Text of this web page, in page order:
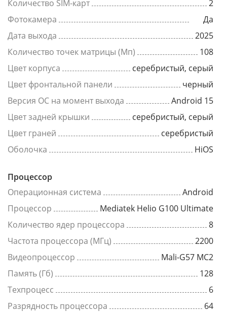
Количество SIM-карт
2
Фотокамера
Да
Дата выхода
2025
Количество точек матрицы (Мп)
108
Цвет корпуса
серебристый, серый
Цвет фронтальной панели
черный
Версия ОС на момент выхода
Android 15
Цвет задней крышки
серебристый, серый
Цвет граней
серебристый
Оболочка
HiOS
Процессор
Операционная система
Android
Процессор
Mediatek Helio G100 Ultimate
Количество ядер процессора
8
Частота процессора (МГц)
2200
Видеопроцессор
Mali-G57 MC2
Память (Гб)
128
Техпроцесс
6
Разрядность процессора
64